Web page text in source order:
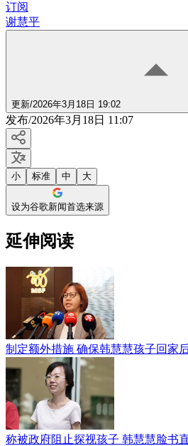
订阅
谢慧平
更新/2026年3月18日 19:02
发布/2026年3月18日 11:07
小 标准 中 大
设为谷歌新闻首选来源
延伸阅读
制定额外措施 确保韩慧慧孩子回家
称被政府阻止探视孩子 韩慧慧脸书